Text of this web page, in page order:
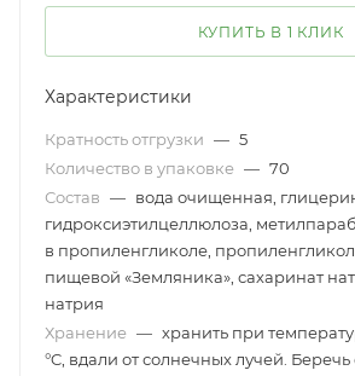
КУПИТЬ В 1 КЛИК
Характеристики
Кратность отгрузки — 5
Количество в упаковке — 70
Состав — вода очищенная,
гидроксиэтилцеллюлоза,
в пропиленгликоле,
пищевой «Земляника», сахаринат
натрия
Хранение — хранить при
°C, вдали от солнечных лучей. Беречь